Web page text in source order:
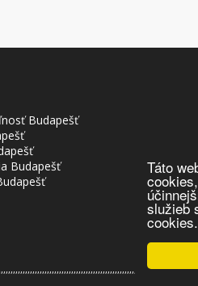
Táto
služieb
cookies.
Budapešť
Budapešť